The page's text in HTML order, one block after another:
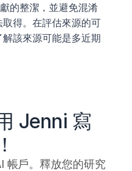
的整潔，並避免混淆
得。在評估來源的可
該來源可能是多近期
Jenni 寫
帳戶。釋放您的研究